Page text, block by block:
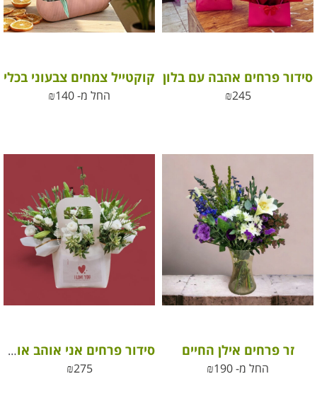
סידור פרחים אהבה עם בלון
₪245
קוקטייל צמחים צבעוני בכלי
החל מ- ₪140
זר פרחים אילן החיים
החל מ- ₪190
סידור פרחים אני אוהב אותך I LOVE YOU
₪275